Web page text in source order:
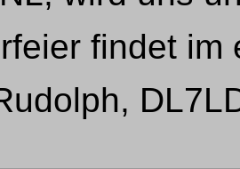
findet